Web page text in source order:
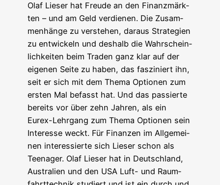
Olaf Lie­ser hat Freu­de an den Finanz­märk­
ten – und am Geld ver­die­nen. Die Zusam­
men­hän­ge zu ver­ste­hen, dar­aus Stra­te­gien
zu ent­wi­ckeln und des­halb die Wahr­schein­
lich­kei­ten beim Traden ganz klar auf der
eige­nen Sei­te zu haben, das fas­zi­niert ihn,
seit er sich mit dem The­ma Optio­nen zum
ers­ten Mal befasst hat. Und das pas­sier­te
bereits vor über zehn Jah­ren, als ein
Eurex-Lehr­gang zum The­ma Optio­nen sein
Inter­es­se weckt. Für Finan­zen im All­ge­mei­
nen inter­es­sier­te sich Lie­ser schon als
Teen­ager. Olaf Lie­ser hat in Deutsch­land,
Aus­tra­li­en und den USA Luft- und Raum­